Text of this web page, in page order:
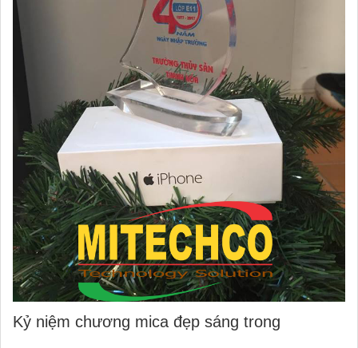
Kỷ niệm chương mica đẹp sáng trong